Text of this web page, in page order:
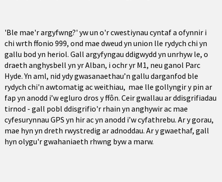
'Ble mae'r argyfwng?' yw un o'r cwestiynau cyntaf a ofynnir i
chi wrth ffonio 999, ond mae dweud yn union lle rydych chi yn
gallu bod yn heriol. Gall argyfyngau ddigwydd yn unrhyw le, o
draeth anghysbell yn yr Alban, i ochr yr M1, neu ganol Parc
Hyde. Yn aml, nid ydy gwasanaethau’n gallu darganfod ble
rydych chi'n awtomatig ac weithiau, mae lle gollyngir y pin ar
fap yn anodd i’w egluro dros y ffôn. Ceir gwallau ar ddisgrifiadau
tirnod - gall pobl ddisgrifio'r rhain yn anghywir ac mae
cyfesurynnau GPS yn hir ac yn anodd i’w cyfathrebu. Ar y gorau,
mae hyn yn dreth rwystredig ar adnoddau. Ar y gwaethaf, gall
hyn olygu'r gwahaniaeth rhwng byw a marw.